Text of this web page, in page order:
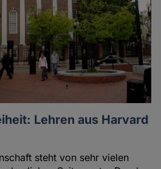
Lehren aus Harvard
steht von sehr vielen